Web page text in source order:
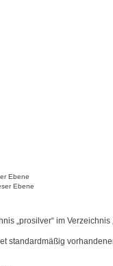
Ebene
Ebene
„prosilver“ im Verzeichnis